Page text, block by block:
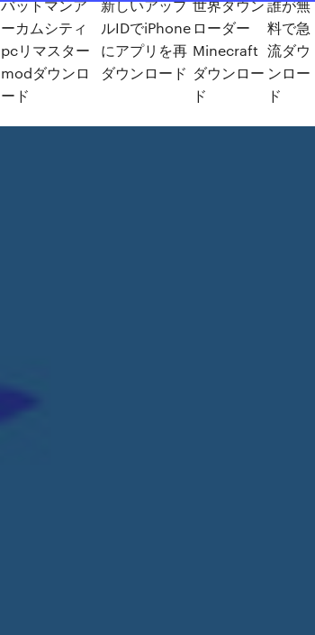
バットマンア
ーカムシティ
pcリマスター
modダウンロ
ード
新しいアップ
ルIDでiPhone
にアプリを再
ダウンロード
世界ダウン
ローダー
Minecraft
ダウンロー
ド
誰が無
料で急
流ダウ
ンロー
ド